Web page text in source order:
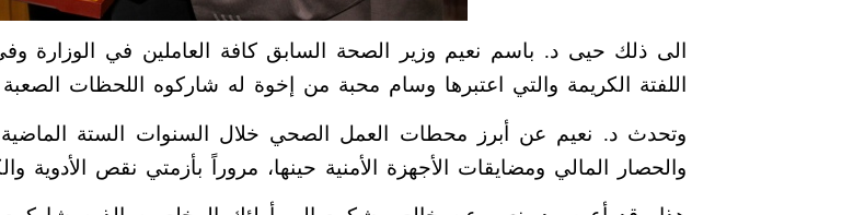
الى ذلك حيى د. باسم نعيم وزير الصحة السابق كافة العاملين في الوزارة
اللفتة الكريمة والتي اعتبرها وسام محبة من إخوة له شاركوه اللحظات
وتحدث د. نعيم عن أبرز محطات العمل الصحي خلال السنوات الستة الماضية
والحصار المالي ومضايقات الأجهزة الأمنية حينها، مروراً بأزمتي نقص الأدوية